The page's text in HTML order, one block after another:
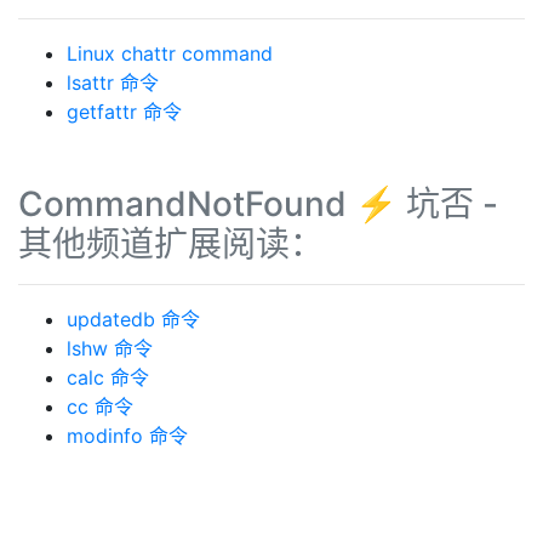
Linux chattr command
lsattr 命令
getfattr 命令
CommandNotFound ⚡️ 坑否 -
其他频道扩展阅读：
updatedb 命令
lshw 命令
calc 命令
cc 命令
modinfo 命令